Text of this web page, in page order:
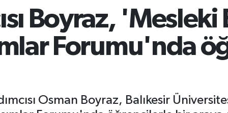
Boyraz,
Forumu'nda
Osman Boyraz, Balıkesir